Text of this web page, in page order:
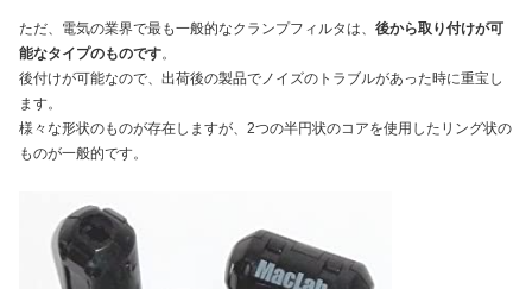
ただ、電気の業界で最も一般的なクランプフィルタは、 後から取り付けが可
能なタイプのものです。
後付けが可能なので、出荷後の製品でノイズのトラブルがあった時に重宝し
ます。
様々な形状のものが存在しますが、2つの半円状のコアを使用したリング状の
ものが一般的です。